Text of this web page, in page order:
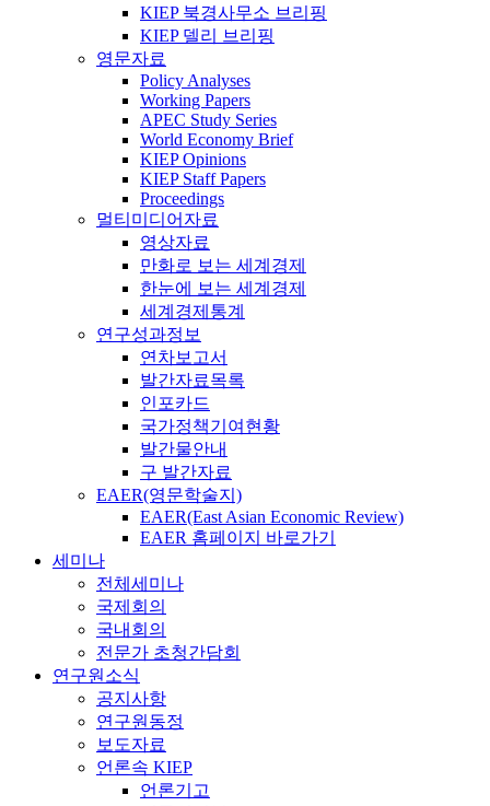
KIEP 북경사무소 브리핑
KIEP 델리 브리핑
영문자료
Policy Analyses
Working Papers
APEC Study Series
World Economy Brief
KIEP Opinions
KIEP Staff Papers
Proceedings
멀티미디어자료
영상자료
만화로 보는 세계경제
한눈에 보는 세계경제
세계경제통계
연구성과정보
연차보고서
발간자료목록
인포카드
국가정책기여현황
발간물안내
구 발간자료
EAER(영문학술지)
EAER(East Asian Economic Review)
EAER 홈페이지 바로가기
세미나
전체세미나
국제회의
국내회의
전문가 초청간담회
연구원소식
공지사항
연구원동정
보도자료
언론속 KIEP
언론기고